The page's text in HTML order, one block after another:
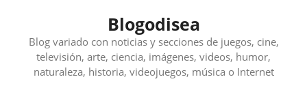
contenido
Blogodisea
Blog variado con noticias y secciones de juegos, cine,
televisión, arte, ciencia, imágenes, videos, humor,
naturaleza, historia, videojuegos, música o Internet